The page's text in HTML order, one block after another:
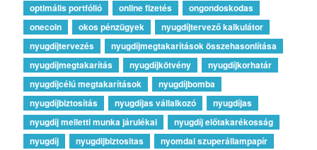
optimális portfólió
online fizetés
ongondoskodas
onecoin
okos pénzügyek
nyugdíjtervező kalkulátor
nyugdíjtervezés
nyugdíjmegtakarítások összehasonlítása
nyugdíjmegtakarítás
nyugdíjkötvény
nyugdíjkorhatár
nyugdíjcélú megtakarítások
nyugdíjbomba
nyugdíjbiztosítás
nyugdíjas vállalkozó
nyugdíjas
nyugdíj melletti munka járulékai
nyugdíj előtakarékosság
nyugdíj
nyugdijbiztositas nyomdai szuperállampapír